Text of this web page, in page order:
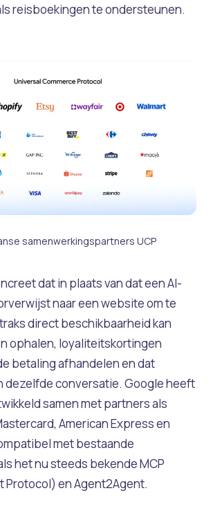
reisboekingen te ondersteunen.
samenwerkingspartners UCP
dat in plaats van dat een AI-
naar een website om te
direct beschikbaarheid kan
ophalen, loyaliteitskortingen
betaling afhandelen en dat
dezelfde conversatie. Google heeft
samen met partners als
American Express en
met bestaande
het nu steeds bekende MCP
Protocol) en Agent2Agent.